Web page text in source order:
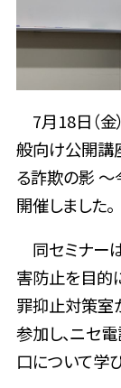
7月18日（金
般向け公開講
る詐欺の影 ～
開催しました。
同セミナー
害防止を目的
罪抑止対策室
参加し、ニセ
口について学